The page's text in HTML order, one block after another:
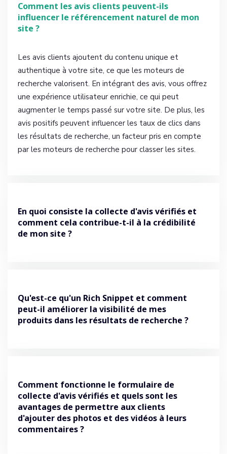
Comment les avis clients peuvent-ils
influencer le référencement naturel de mon
site ?
Les avis clients ajoutent du contenu unique et
authentique à votre site, ce que les moteurs de
recherche valorisent. En intégrant des avis, vous offrez
une expérience utilisateur enrichie, ce qui peut
augmenter le temps passé sur votre site. De plus, les
avis positifs peuvent influencer les taux de clics dans
les résultats de recherche, un facteur pris en compte
par les moteurs de recherche pour classer les sites.
En quoi consiste la collecte d'avis vérifiés et
comment cela contribue-t-il à la crédibilité
de mon site ?
Qu'est-ce qu'un Rich Snippet et comment
peut-il améliorer la visibilité de mes
produits dans les résultats de recherche ?
Comment fonctionne le formulaire de
collecte d'avis vérifiés et quels sont les
avantages de permettre aux clients
d'ajouter des photos et des vidéos à leurs
commentaires ?